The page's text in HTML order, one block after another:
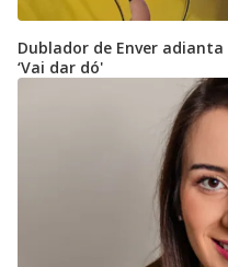
Dublador de Enver
‘Vai dar dó'